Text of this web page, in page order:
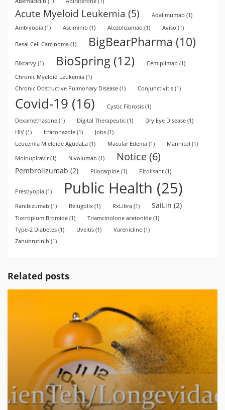
Acute Myeloid Leukemia (5) Adalimumab (1)
Amblyopia (1) Asciminib (1) Atezolizumab (1) Aviso (1)
Basal Cell Carcinoma (1) BigBearPharma (10)
Biktarvy (1) BioSpring (12) Cemiplimab (1)
Chronic Myeloid Leukemia (1)
Chronic Obstructive Pulmonary Disease (1) Conjunctivitis (1)
Covid-19 (16) Cystic Fibrosis (1)
Dexamethasone (1) Digital Therapeutic (1) Dry Eye Disease (1)
HIV (1) Itraconazole (1) Jobs (1)
Leucemia Mieloide AgudaLa (1) Macular Edema (1) Mannitol (1)
Molnupiravir(1) Nivolumab (1) Notice(6)
Pembrolizumab (2) Pilocarpine (1) Pitolisant (1)
Presbyopia (1) Public Health (25)
Ranibizumab (1) Relugolix (1) RxLibra (1) SaiLin (2)
Tiotropium Bromide (1) Triamcinolone acetonide (1)
Type-2 Diabetes (1) Uveitis (1) Varenicline (1)
Zanubrutinib (1)
Related posts